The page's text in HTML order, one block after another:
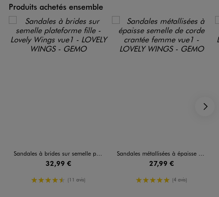
Produits achetés ensemble
Sandales à brides sur semelle plateforme fille - Lovely Wings
32,99 €
4.5/5 de moyenne
(11 avis)
Sandales métallisées à épaisse semelle de corde crantée femme
27,99 €
5/5 de moyenne
(4 avis)